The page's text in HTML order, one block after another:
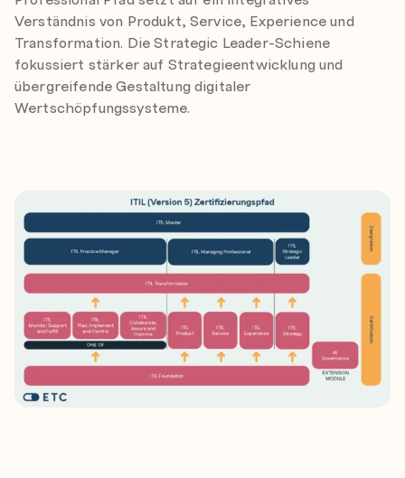
Verständnis von Produkt, Service, Experience und
Transformation. Die Strategic Leader-Schiene
fokussiert stärker auf Strategieentwicklung und
übergreifende Gestaltung digitaler
Wertschöpfungssysteme.
ITIL (Version 5) Lernpfade